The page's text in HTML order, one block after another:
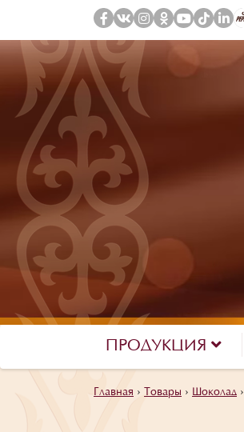
ПРОДУКЦИЯ
Главная › Товары › Шоколад ›